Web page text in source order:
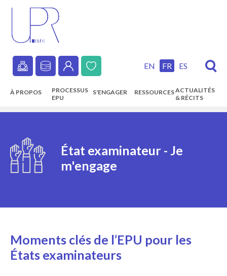
content
Secondary
navigation
EN FR ES
Main
À PROPOS
PROCESSUS
EPU
S'ENGAGER RESSOURCESACTUALITÉS
& RÉCITS
État examinateur - Je
m'engage
Moments clés de l’EPU pour les
États examinateurs